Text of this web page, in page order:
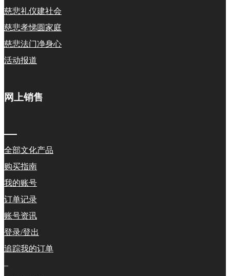
慈悲礼仪建社会
慈悲孝悌圆家庭
慈悲法门净身心
活动报道
网上销售
全部文化产品
购买指南
我的账号
订单记录
账号资讯
登录/登出
追踪我的订单
–